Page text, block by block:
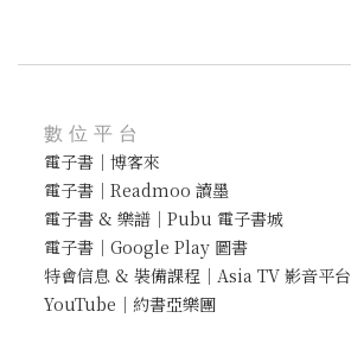
數位平台
電子書｜博客來
電子書｜Readmoo 讀墨
電子書 & 樂譜｜Pubu 電子書城
電子書｜Google Play 圖書
特會信息 & 裝備課程｜Asia TV 影音平台
YouTube｜約書亞樂團